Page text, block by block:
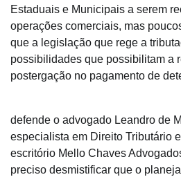
Estaduais e Municipais a serem
operações comerciais, mas
que a legislação que rege a
possibilidades que possibilitam a
postergação no pagamento de
defende o advogado Leandro de
especialista em Direito Tributário
escritório Mello Chaves
preciso desmistificar que o